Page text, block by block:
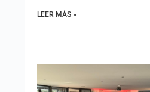
LEER MÁS »